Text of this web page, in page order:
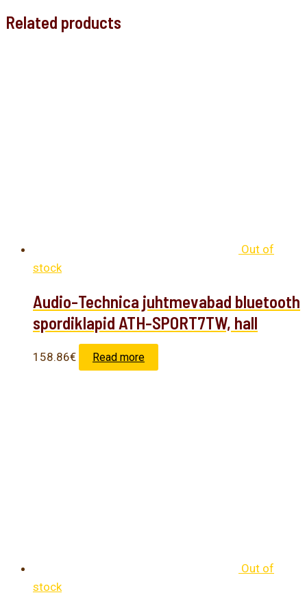
Related products
Out of
stock
Audio-Technica juhtmevabad bluetooth
spordiklapid ATH-SPORT7TW, hall
158.86€ Read more
Out of
stock